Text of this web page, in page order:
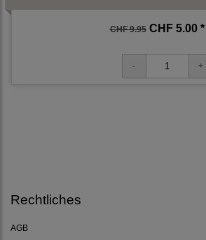
CHF 9.95CHF 5.00 *
Rechtliches
AGB